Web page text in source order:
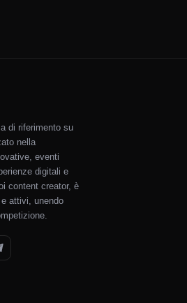
di riferimento su
nella
eventi
digitali e
content creator, è
attivi, unendo